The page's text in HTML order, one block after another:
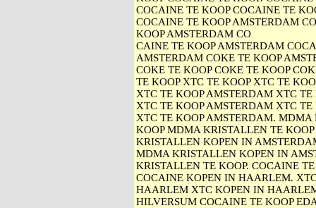
COCAINE TE KOOP COCAINE TE
COCAINE TE KOOP AMSTERDAM
KOOP AMSTERDAM CO
CAINE TE KOOP AMSTERDAM
AMSTERDAM COKE TE KOOP
COKE TE KOOP COKE TE KOOP
TE KOOP XTC TE KOOP XTC TE
XTC TE KOOP AMSTERDAM XTC
XTC TE KOOP AMSTERDAM XTC
XTC TE KOOP AMSTERDAM.
KOOP MDMA KRISTALLEN TE
KRISTALLEN KOPEN IN
MDMA KRISTALLEN KOPEN IN
KRISTALLEN TE KOOP. COCAINE
COCAINE KOPEN IN HAARLEM.
HAARLEM XTC KOPEN IN
HILVERSUM COCAINE TE KOOP